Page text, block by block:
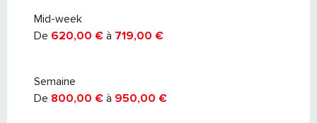
Mid-week
De 620,00 € à 719,00 €
Semaine
De 800,00 € à 950,00 €